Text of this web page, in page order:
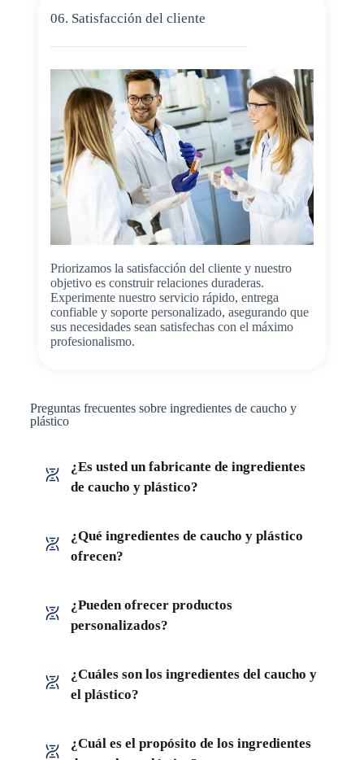
06. Satisfacción del cliente
Priorizamos la satisfacción del cliente y nuestro
objetivo es construir relaciones duraderas.
Experimente nuestro servicio rápido, entrega
confiable y soporte personalizado, asegurando que
sus necesidades sean satisfechas con el máximo
profesionalismo.
Preguntas frecuentes sobre ingredientes de caucho y
plástico
¿Es usted un fabricante de ingredientes
de caucho y plástico?
¿Qué ingredientes de caucho y plástico
ofrecen?
¿Pueden ofrecer productos
personalizados?
¿Cuáles son los ingredientes del caucho y
el plástico?
¿Cuál es el propósito de los ingredientes